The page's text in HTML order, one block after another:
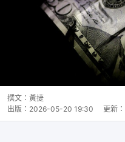
撰文： 黃捷
出版： 2026-05-20 19:30 更新：